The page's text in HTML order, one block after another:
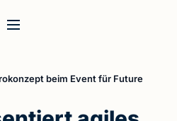
beim Event für Future